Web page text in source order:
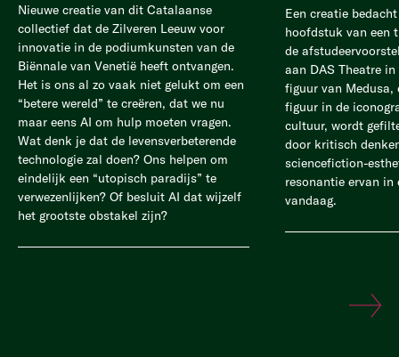
Nieuwe creatie van dit Catalaanse
collectief dat de Zilveren Leeuw voor
innovatie in de podiumkunsten van de
Biënnale van Venetië heeft ontvangen.
Het is ons al zo vaak niet gelukt om een
“betere wereld” te creëren, dat we nu
maar eens AI om hulp moeten vragen.
Wat denk je dat de levensverbeterende
technologie zal doen? Ons helpen om
eindelijk een “utopisch paradijs” te
verwezenlijken? Of besluit AI dat wijzelf
het grootste obstakel zijn?
Een creatie
hoofdstuk van een
de
aan DAS Theatre
figuur van Medusa,
figuur in de
cultuur, wordt
door kritisch
sciencefiction-
resonantie ervan in
vandaag.